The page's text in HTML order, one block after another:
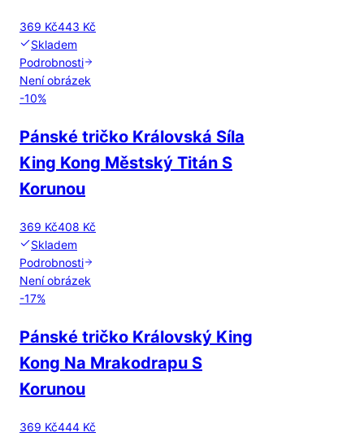
369 Kč443 Kč
Skladem
Podrobnosti
Není obrázek
-10%
Pánské tričko Královská Síla
King Kong Městský Titán S
Korunou
369 Kč408 Kč
Skladem
Podrobnosti
Není obrázek
-17%
Pánské tričko Královský King
Kong Na Mrakodrapu S
Korunou
369 Kč444 Kč